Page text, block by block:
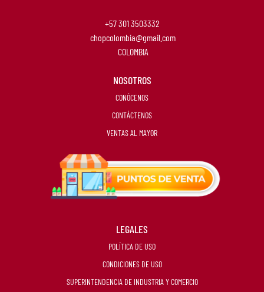
+57 301 3503332
chopcolombia@gmail.com
COLOMBIA
NOSOTROS
CONÓCENOS
CONTÁCTENOS
VENTAS AL MAYOR
LEGALES
POLÍTICA DE USO
CONDICIONES DE USO
SUPERINTENDENCIA DE INDUSTRIA Y COMERCIO